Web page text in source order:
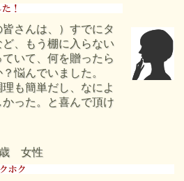
皆さんは、）すでにタ
ど、もう棚に入らない
ていて、何を贈ったら
悩んでいました。
も簡単だし、なによ
かった。と喜んで頂け
女性